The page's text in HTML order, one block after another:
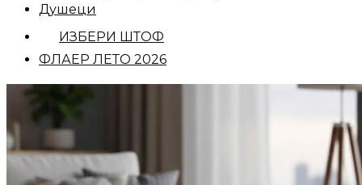
Душеци
ИЗБЕРИ ШТОФ
ФЛАЕР ЛЕТО 2026